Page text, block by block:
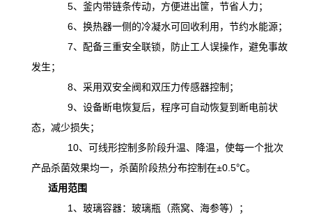
5、釜内带链条传动，方便进出筐，节省人力；
6、换热器一侧的冷凝水可回收利用，节约水能源；
7、配备三重安全联锁，防止工人误操作，避免事故
发生；
8、采用双安全阀和双压力传感器控制；
9、设备断电恢复后，程序可自动恢复到断电前状
态，减少损失；
10、可线形控制多阶段升温、降温， 使每一个批次
产品杀菌效果均一，杀菌阶段热分布控制在±0.5℃。
适用范围
1、玻璃容器：玻璃瓶（燕窝、海参等）；